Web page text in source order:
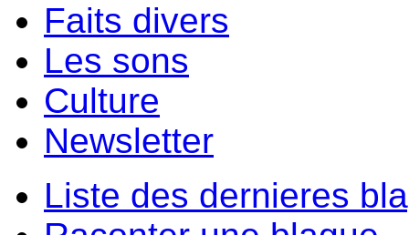
Faits divers
Les sons
Culture
Newsletter
Liste des dernieres